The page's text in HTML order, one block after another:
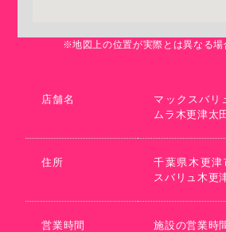
※地図上の位置が実際とは異なる場
店舗名
マックスバリ
ムラ木更津太
住所
千葉県木更津
スバリュ木更
営業時間 施設の営業時